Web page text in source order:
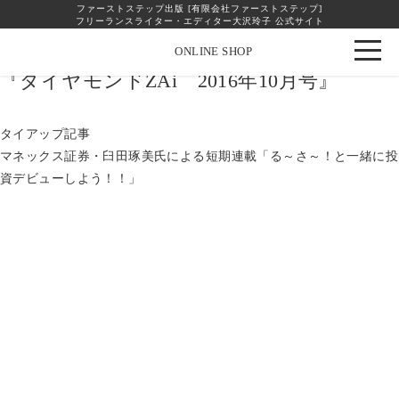
ファーストステップ出版 [有限会社ファーストステップ]
フリーランスライター・エディター大沢玲子 公式サイト
ONLINE SHOP
facebook
『ダイヤモンドZAi 2016年10月号』
タイアップ記事
マネックス証券・臼田琢美氏による短期連載「る～さ～！と一緒に投
資デビューしよう！！」